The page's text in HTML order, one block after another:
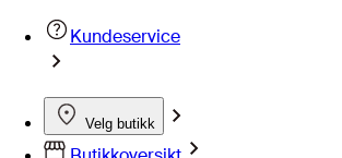
Kundeservice
Velg butikk